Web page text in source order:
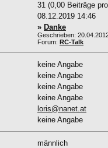
31 (0,00 Beiträge
08.12.2019 14:46
» Danke
Geschrieben:
Forum: RC-Talk
keine Angabe
keine Angabe
keine Angabe
keine Angabe
loris@nanet.at
keine Angabe
männlich